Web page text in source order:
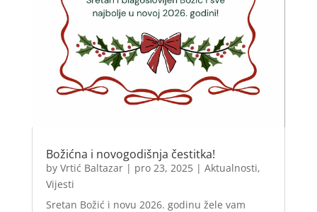
Božićna i novogodišnja čestitka!
by Vrtić Baltazar| pro 23, 2025| Aktualnosti,
Vijesti
Sretan Božić i novu 2026. godinu žele vam